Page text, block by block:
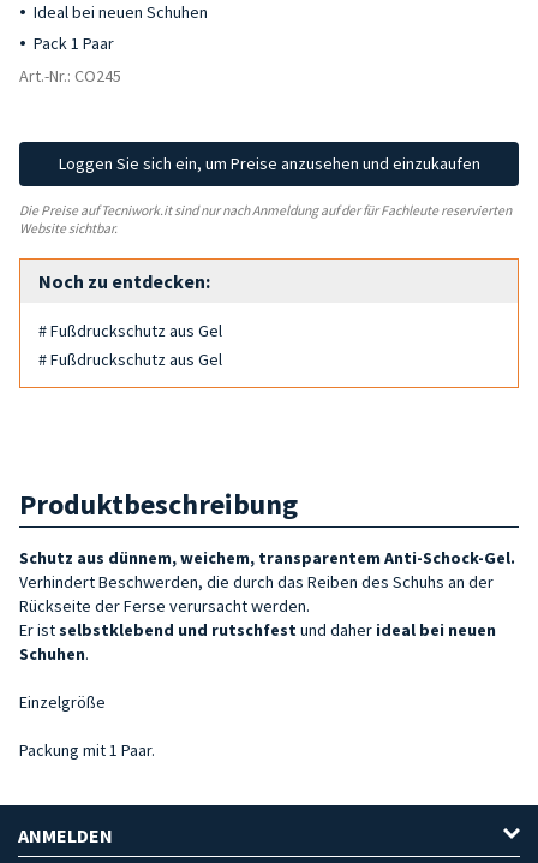
Ideal bei neuen Schuhen
Pack 1 Paar
Art.-Nr.: CO245
Loggen Sie sich ein, um Preise anzusehen und einzukaufen
Die Preise auf Tecniwork.it sind nur nach Anmeldung auf der für Fachleute reservierten
Website sichtbar.
Noch zu entdecken:
# Fußdruckschutz aus Gel
# Fußdruckschutz aus Gel
Produktbeschreibung
Schutz aus dünnem, weichem, transparentem Anti-Schock-Gel.
Verhindert Beschwerden, die durch das Reiben des Schuhs an der
Rückseite der Ferse verursacht werden.
Er istselbstklebend und rutschfest und daher ideal bei neuen
Schuhen.
Einzelgröße
Packung mit 1 Paar.
ANMELDEN